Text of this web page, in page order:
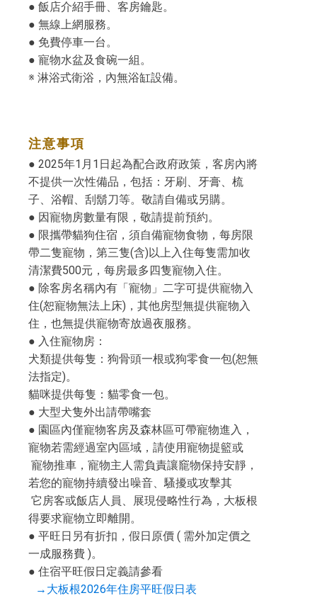
● 飯店介紹手冊、客房鑰匙。
● 無線上網服務。
● 免費停車一台。
● 寵物水盆及食碗一組。
※ 淋浴式衛浴，內無浴缸設備。
注意事項
● 2025年1月1日起為配合政府政策，客房內將
不提供一次性備品，包括：牙刷、牙膏、梳
子、浴帽、刮鬍刀等。敬請自備或另購。
● 因寵物房數量有限，敬請提前預約。
● 限攜帶貓狗住宿，須自備寵物食物，每房限
帶二隻寵物，第三隻(含)以上入住每隻需加收
清潔費500元，每房最多四隻寵物入住。
● 除客房名稱內有「寵物」二字可提供寵物入
住(恕寵物無法上床)，其他房型無提供寵物入
住，也無提供寵物寄放過夜服務。
● 入住寵物房：
犬類提供每隻：狗骨頭一根或狗零食一包(恕無
法指定)。
貓咪提供每隻：貓零食一包。
● 大型犬隻外出請帶嘴套
● 園區內僅寵物客房及森林區可帶寵物進入，
寵物若需經過室內區域，請使用寵物提籃或
寵物推車，寵物主人需負責讓竉物保持安靜，
若您的寵物持續發出噪音、騷擾或攻擊其
它房客或飯店人員、展現侵略性行為，大板根
得要求寵物立即離開。
● 平旺日另有折扣，假日原價 ( 需外加定價之
一成服務費 )。
● 住宿平旺假日定義請參看
→大板根2026年住房平旺假日表